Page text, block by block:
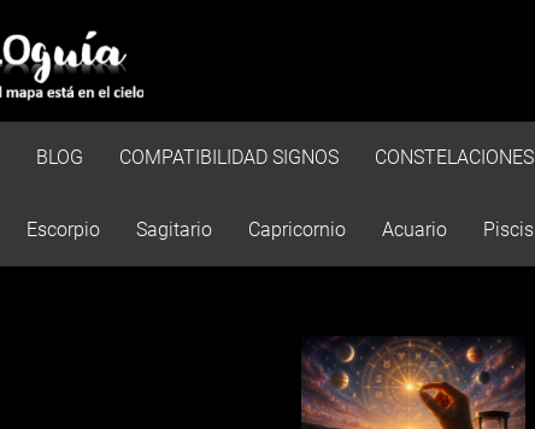
BLOG COMPATIBILIDAD SIGNOS CONSTELACIONES
Escorpio Sagitario Capricornio Acuario Piscis